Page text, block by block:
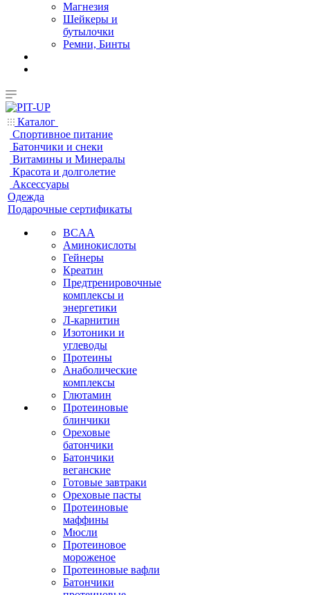
Магнезия
Шейкеры и
бутылочки
Ремни, Бинты
Каталог
Спортивное питание
Батончики и снеки
Витамины и Минералы
Красота и долголетие
Аксессуары
Одежда
Подарочные сертификаты
BCAA
Аминокислоты
Гейнеры
Креатин
Предтренировочные
комплексы и
энергетики
Л-карнитин
Изотоники и
углеводы
Протеины
Анаболические
комплексы
Глютамин
Протеиновые
блинчики
Ореховые
батончики
Батончики
веганские
Готовые завтраки
Ореховые пасты
Протеиновые
маффины
Мюсли
Протеиновое
мороженое
Протеиновые вафли
Батончики